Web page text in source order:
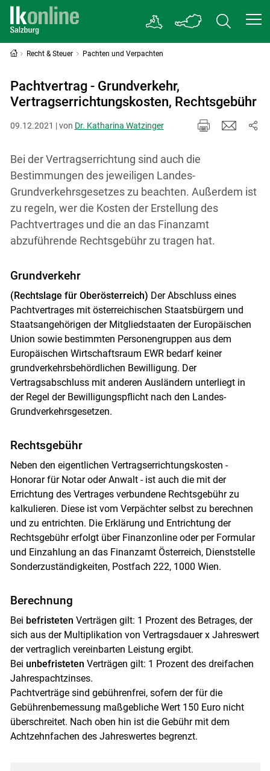
Skip to main content
Recht & Steuer Pachten und Verpachten
Pachtvertrag - Grundverkehr,
Vertragserrichtungskosten, Rechtsgebühr
09.12.2021 | von Dr. Katharina Watzinger
Bei der Vertragserrichtung sind auch die
Bestimmungen des jeweiligen Landes-
Grundverkehrsgesetzes zu beachten. Außerdem ist
zu regeln, wer die Kosten der Erstellung des
Pachtvertrages und die an das Finanzamt
abzuführende Rechtsgebühr zu tragen hat.
Grundverkehr
(Rechtslage für Oberösterreich) Der Abschluss eines
Pachtvertrages mit österreichischen Staatsbürgern und
Staatsangehörigen der Mitgliedstaaten der Europäischen
Union sowie bestimmten Personengruppen aus dem
Europäischen Wirtschaftsraum EWR bedarf keiner
grundverkehrsbehördlichen Bewilligung. Der
Vertragsabschluss mit anderen Ausländern unterliegt in
der Regel der Bewilligungspflicht nach den Landes-
Grundverkehrsgesetzen.
Rechtsgebühr
Neben den eigentlichen Vertragserrichtungskosten -
Honorar für Notar oder Anwalt - ist auch die mit der
Errichtung des Vertrages verbundene Rechtsgebühr zu
kalkulieren. Diese ist vom Verpächter selbst zu berechnen
und zu entrichten. Die Erklärung und Entrichtung der
Rechtsgebühr erfolgt über Finanzonline oder per Formular
und Einzahlung an das Finanzamt Österreich, Dienststelle
Sonderzuständigkeiten, Postfach 222, 1000 Wien.
Berechnung
Bei befristeten Verträgen gilt: 1 Prozent des Betrages, der
sich aus der Multiplikation von Vertragsdauer x Jahreswert
der vertraglich vereinbarten Leistung ergibt.
Bei unbefristeten Verträgen gilt: 1 Prozent des dreifachen
Jahrespachtzinses.
Pachtverträge sind gebührenfrei, sofern der für die
Gebührenbemessung maßgebliche Wert 150 Euro nicht
überschreitet. Nach oben hin ist die Gebühr mit dem
Achtzehnfachen des Jahreswertes begrenzt.